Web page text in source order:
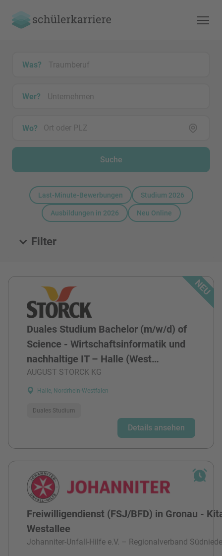
Was?
Wer?
Wo?
Suche
Last-Minute-Bewerbungen Studium 2026
Ausbildungen in 2026 Neu Online
Filter
Alle Stellen
Duales Studium Bachelor (m/w/d) of
Science - Wirtschaftsinformatik und
nachhaltige IT – Halle (West…
AUGUST STORCK KG
Halle, Nordrhein-Westfalen
Duales Studium
Details ansehen
Freiwilligendienst (FSJ/BFD) in Gronau -
Westallee
Johanniter-Unfall-Hilfe e.V. – Regionalverband